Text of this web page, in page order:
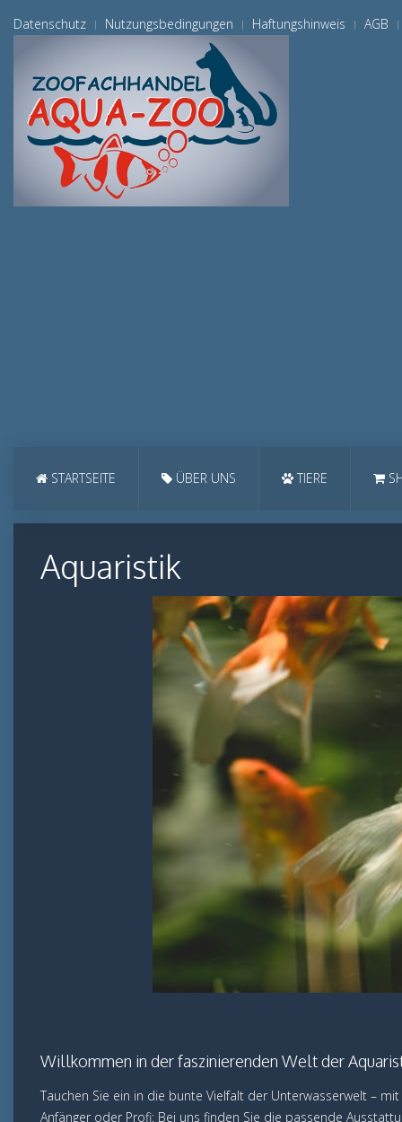
Datenschutz Nutzungsbedingungen Haftungshinweis AGB
STARTSEITE ÜBER UNS TIERE
Aquaristik
Willkommen in der faszinierenden Welt der
Tauchen Sie ein in die bunte Vielfalt der Unterwasserwelt –
Anfänger oder Profi: Bei uns finden Sie die passende